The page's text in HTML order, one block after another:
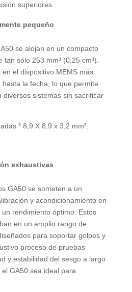
superiores.
pequeño
se alojan en un compacto
sólo 253 mm³ (0,25 cm³).
el dispositivo MEMS más
la fecha, lo que permite
diversos sistemas sin sacrificar
³ 8,9 X 8,9 x 3,2 mm³.
exhaustivas
GA50 se someten a un
y acondicionamiento en
rendimiento óptimo. Estos
en un amplio rango de
para soportar golpes y
proceso de pruebas
y estabilidad del sesgo a largo
GA50 sea ideal para